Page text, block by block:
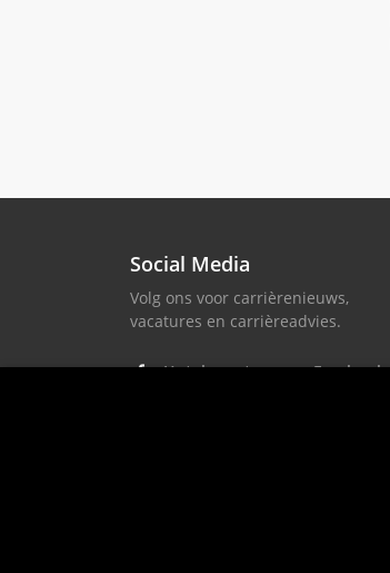
Social Media
Volg ons voor carrièrenieuws,
vacatures en carrièreadvies.
Hotel vacatures op Facebook